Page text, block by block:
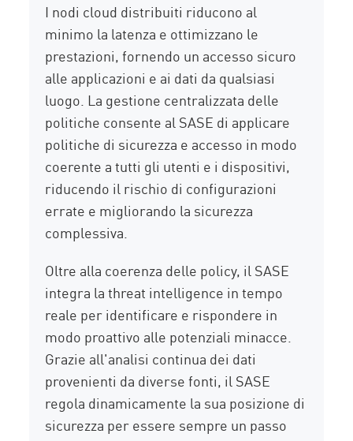
I nodi cloud distribuiti riducono al
minimo la latenza e ottimizzano le
prestazioni, fornendo un accesso sicuro
alle applicazioni e ai dati da qualsiasi
luogo. La gestione centralizzata delle
politiche consente al SASE di applicare
politiche di sicurezza e accesso in modo
coerente a tutti gli utenti e i dispositivi,
riducendo il rischio di configurazioni
errate e migliorando la sicurezza
complessiva.
Oltre alla coerenza delle policy, il SASE
integra la threat intelligence in tempo
reale per identificare e rispondere in
modo proattivo alle potenziali minacce.
Grazie all'analisi continua dei dati
provenienti da diverse fonti, il SASE
regola dinamicamente la sua posizione di
sicurezza per essere sempre un passo